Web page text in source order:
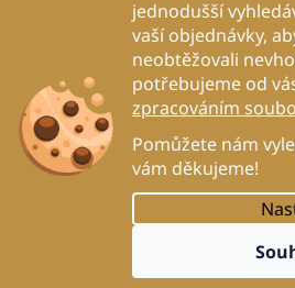
jednodušší
vaší objednávky,
neobtěžovali
potřebujeme od
zpracováním
Pomůžete nám
vám děkujeme!
Proč to děláme?
Blog
DogRehab
Vytvořil
profipes.cz